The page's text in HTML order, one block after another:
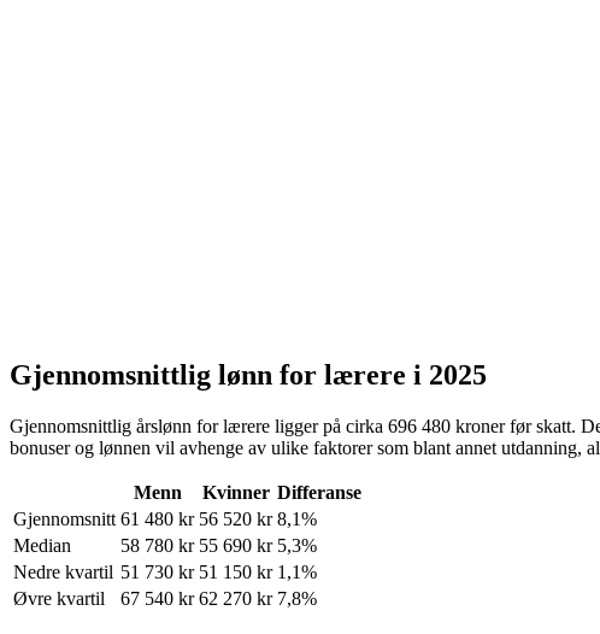
Gjennomsnittlig lønn for lærere i 2025
Gjennomsnittlig årslønn forlærere ligger på cirka 696 480 kronerfør skatt.
bonuser og lønnen vil avhenge av ulike faktorer som blant annet utdanning,
Menn Kvinner Differanse
Gjennomsnitt 61 480 kr 56 520 kr 8,1%
Median
58 780 kr 55 690 kr 5,3%
Nedre kvartil 51 730 kr 51 150 kr 1,1%
Øvre kvartil
67 540 kr 62 270 kr 7,8%